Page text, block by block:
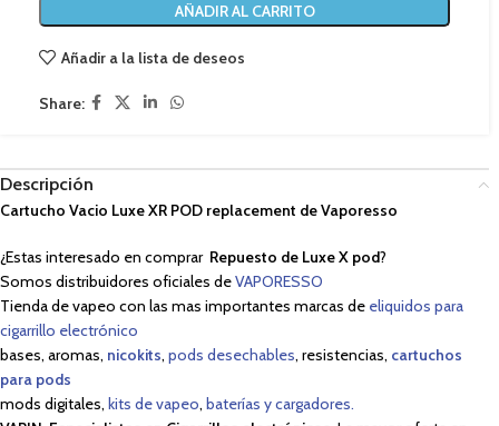
AÑADIR AL CARRITO
Añadir a la lista de deseos
Share:
Descripción
Cartucho Vacio Luxe XR POD replacement de Vaporesso
¿Estas interesado en comprar Repuesto de Luxe X pod?
Somos distribuidores oficiales deVAPORESSO
Tienda de vapeo con las mas importantes marcas de eliquidos para
cigarrillo electrónico
bases, aromas, nicokits, pods desechables, resistencias, cartuchos
para pods
mods digitales, kits de vapeo, baterías y cargadores.